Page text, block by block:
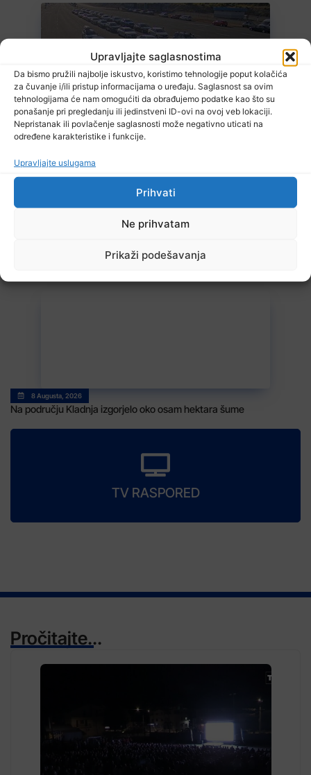
Upravljajte saglasnostima
Da bismo pružili najbolje iskustvo, koristimo tehnologije poput kolačića
za čuvanje i/ili pristup informacijama o uređaju. Saglasnost sa ovim
tehnologijama će nam omogućiti da obrađujemo podatke kao što su
ponašanje pri pregledanju ili jedinstveni ID-ovi na ovoj veb lokaciji.
Nepristanak ili povlačenje saglasnosti može negativno uticati na
određene karakteristike i funkcije.
Upravljajte uslugama
Prihvati
Ne prihvatam
Prikaži podešavanja
9 Augusta, 2026
Velike gužve na granicama: Duge kolone od ranih jutarnjih sati
Vrijeme: Narednih dana do 40 stepeni
8 Augusta, 2026
Na području Kladnja izgorjelo oko osam hektara šume
TV RASPORED
Pročitajte...